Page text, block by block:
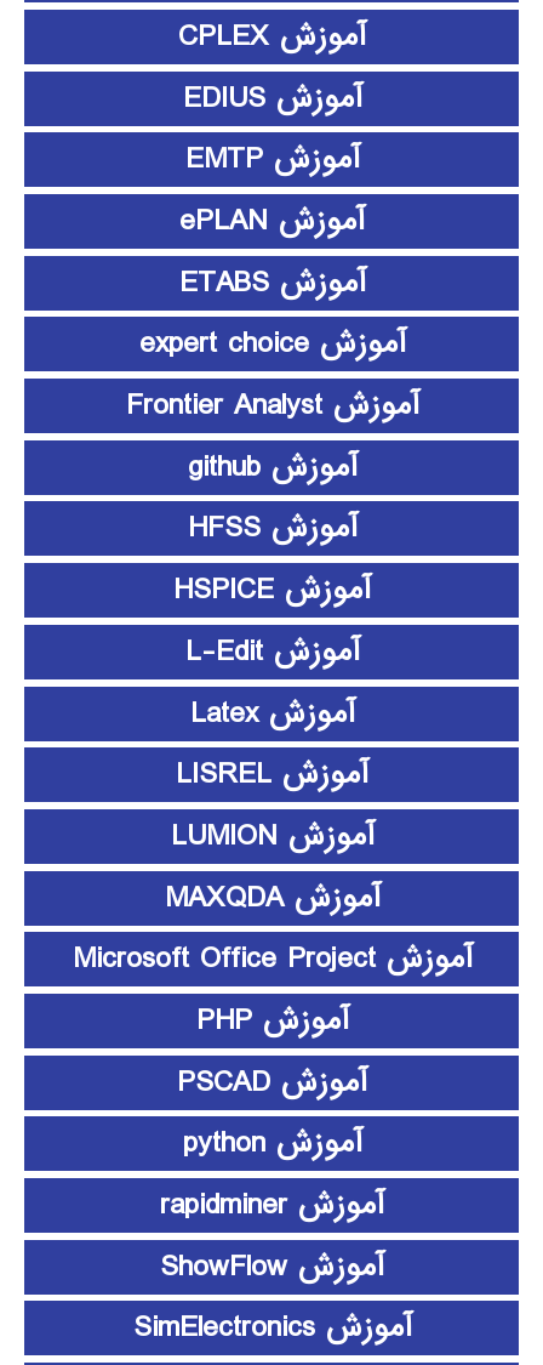
آموزش CPLEX
آموزش EDIUS
آموزش EMTP
آموزش ePLAN
آموزش ETABS
آموزش expert choice
آموزش Frontier Analyst
آموزش github
آموزش HFSS
آموزش HSPICE
آموزش L-Edit
آموزش Latex
آموزش LISREL
آموزش LUMION
آموزش MAXQDA
آموزش Microsoft Office Project
آموزش PHP
آموزش PSCAD
آموزش python
آموزش rapidminer
آموزش ShowFlow
آموزش SimElectronics